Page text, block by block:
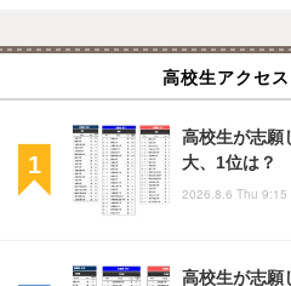
高校生アクセ
高校生が志願
大、1位は？
2026.8.6 Thu 9:15
高校生が志願